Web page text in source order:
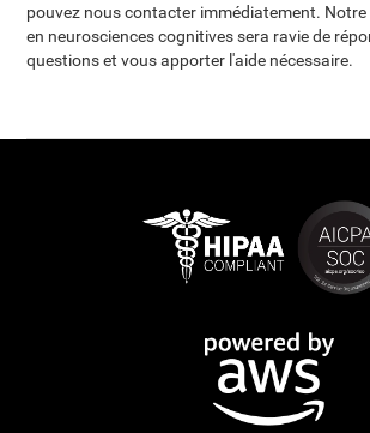
pouvez nous contacter immédiatement. Notre
en neurosciences cognitives sera ravie de
questions et vous apporter l'aide nécessaire.